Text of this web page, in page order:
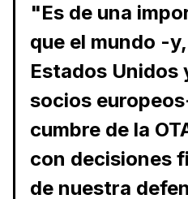
"Es de una
que el mundo -
Estados Unidos
socios
cumbre de la
con decisiones
de nuestra